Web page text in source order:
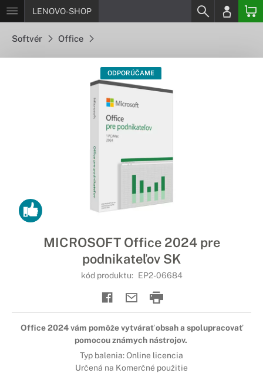
LENOVO-SHOP
Softvér Office
ODPORÚČAME
MICROSOFT Office 2024 pre
podnikateľov SK
kód produktu: EP2-06684
Office 2024 vám pomôže vytvárať obsah a spolupracovať
pomocou známych nástrojov.
Typ balenia: Online licencia
Určená na Komerčné použitie